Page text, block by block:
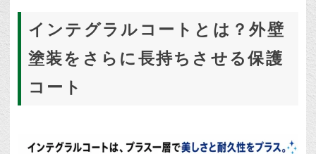
インテグラルコートとは？外壁
塗装をさらに長持ちさせる保護
コート